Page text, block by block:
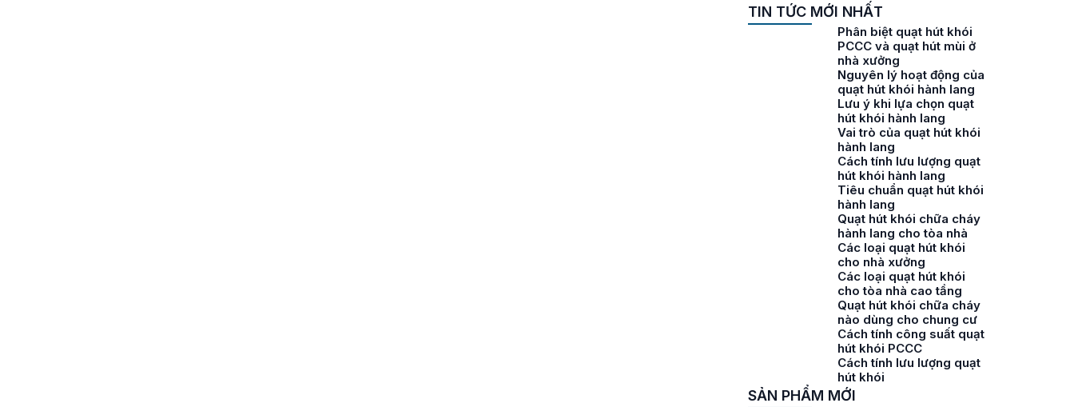
TIN TỨC MỚI NHẤT
Phân biệt quạt hút khói
PCCC và quạt hút mùi ở
nhà xưởng
Nguyên lý hoạt động của
quạt hút khói hành lang
Lưu ý khi lựa chọn quạt
hút khói hành lang
Vai trò của quạt hút khói
hành lang
Cách tính lưu lượng quạt
hút khói hành lang
Tiêu chuẩn quạt hút khói
hành lang
Quạt hút khói chữa cháy
hành lang cho tòa nhà
Các loại quạt hút khói
cho nhà xưởng
Các loại quạt hút khói
cho tòa nhà cao tầng
Quạt hút khói chữa cháy
nào dùng cho chung cư
Cách tính công suất quạt
hút khói PCCC
Cách tính lưu lượng quạt
hút khói
SẢN PHẨM MỚI